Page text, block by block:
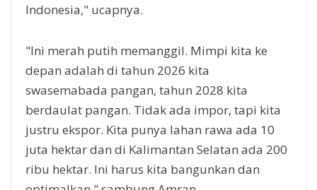
Indonesia," ucapnya.
"Ini merah putih memanggil. Mimpi kita ke
depan adalah di tahun 2026 kita
swasemabada pangan, tahun 2028 kita
berdaulat pangan. Tidak ada impor, tapi kita
justru ekspor. Kita punya lahan rawa ada 10
juta hektar dan di Kalimantan Selatan ada 200
ribu hektar. Ini harus kita bangunkan dan